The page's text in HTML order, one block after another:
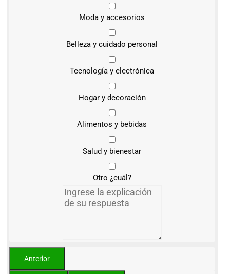
Moda y accesorios
Belleza y cuidado personal
Tecnología y electrónica
Hogar y decoración
Alimentos y bebidas
Salud y bienestar
Otro ¿cuál?